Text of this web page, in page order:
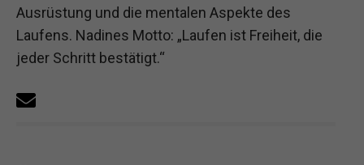
Ausrüstung und die mentalen Aspekte des
Laufens. Nadines Motto: „Laufen ist Freiheit, die
jeder Schritt bestätigt.“